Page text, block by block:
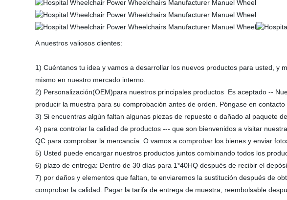
A nuestros valiosos clientes:
1) Cuéntanos tu idea y vamos a desarrollar los nuevos productos para usted,
mismo en nuestro mercado interno.
2) Personalización(OEM)para nuestros principales productos Es aceptado --
producir la muestra para su comprobación antes de orden. Póngase en
3) Si encuentras algún faltan algunas piezas de repuesto o dañado al paquete
4) para controlar la calidad de productos --- que son bienvenidos a visitar
QC para comprobar la mercancía. O vamos a comprobar los bienes y enviar
5) Usted puede encargar nuestros productos juntos combinando todos los
6) plazo de entrega: Dentro de 30 días para 1*40HQ después de recibir el
7) por daños y elementos que faltan, te enviaremos la sustitución después de
comprobar la calidad. Pagar la tarifa de entrega de muestra, reembolsable